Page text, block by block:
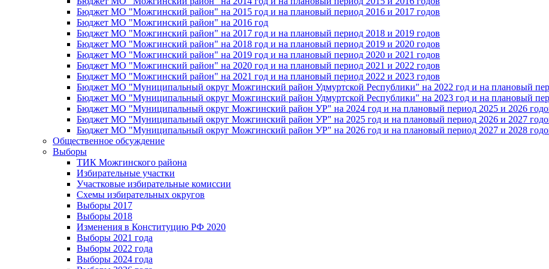
Бюджет МО "Можгинский район" на 2015 год и на плановый период 2016 и 2017 годов
Бюджет МО "Можгинский район" на 2016 год
Бюджет МО "Можгинский район" на 2017 год и на плановый период 2018 и 2019 годов
Бюджет МО "Можгинский район" на 2018 год и на плановый период 2019 и 2020 годов
Бюджет МО "Можгинский район" на 2019 год и на плановый период 2020 и 2021 годов
Бюджет МО "Можгинский район" на 2020 год и на плановый период 2021 и 2022 годов
Бюджет МО "Можгинский район" на 2021 год и на плановый период 2022 и 2023 годов
Бюджет МО "Муниципальный округ Можгинский район Удмуртской Республики" на 2022 год и на плановый
Бюджет МО "Муниципальный округ Можгинский район Удмуртской Республики" на 2023 год и на плановый
Бюджет МО "Муниципальный округ Можгинский район УР" на 2024 год и на плановый период 2025 и 2026
Бюджет МО "Муниципальный округ Можгинский район УР" на 2025 год и на плановый период 2026 и 2027
Бюджет МО "Муниципальный округ Можгинский район УР" на 2026 год и на плановый период 2027 и 2028
Общественное обсуждение
Выборы
ТИК Можгинского района
Избирательные участки
Участковые избирательные комиссии
Схемы избирательных округов
Выборы 2017
Выборы 2018
Изменения в Конституцию РФ 2020
Выборы 2021 года
Выборы 2022 года
Выборы 2024 года